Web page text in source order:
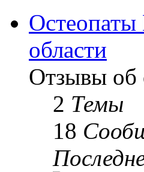
Остеопаты
области
Отзывы об
2 Темы
18